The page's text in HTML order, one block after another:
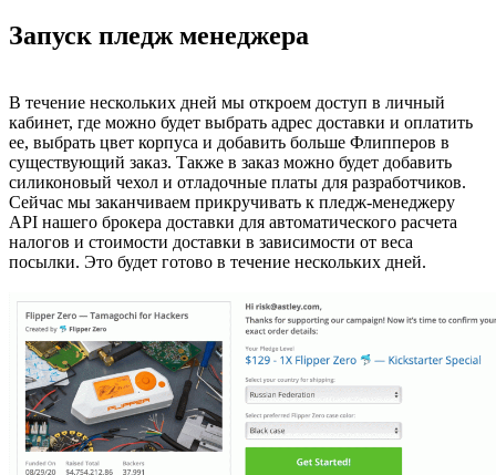
Запуск пледж менеджера
В течение нескольких дней мы откроем доступ в личный
кабинет, где можно будет выбрать адрес доставки и оплатить
ее, выбрать цвет корпуса и добавить больше Флипперов в
существующий заказ. Также в заказ можно будет добавить
силиконовый чехол и отладочные платы для разработчиков.
Сейчас мы заканчиваем прикручивать к пледж-менеджеру
API нашего брокера доставки для автоматического расчета
налогов и стоимости доставки в зависимости от веса
посылки. Это будет готово в течение нескольких дней.